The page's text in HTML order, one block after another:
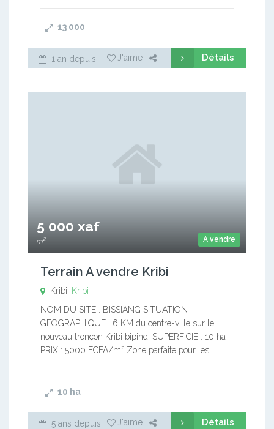
13 000
1 an depuis J'aime Détails
A vendre
5 000 xaf
m²
Terrain A vendre Kribi
Kribi,
Kribi
NOM DU SITE : BISSIANG SITUATION
GEOGRAPHIQUE : 6 KM du centre-ville sur le
nouveau tronçon Kribi bipindi SUPERFICIE : 10 ha
PRIX : 5000 FCFA/m² Zone parfaite pour les…
10 ha
5 ans depuis J'aime Détails